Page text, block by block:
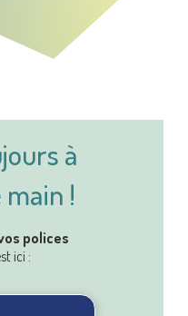
à
!
polices
ici :